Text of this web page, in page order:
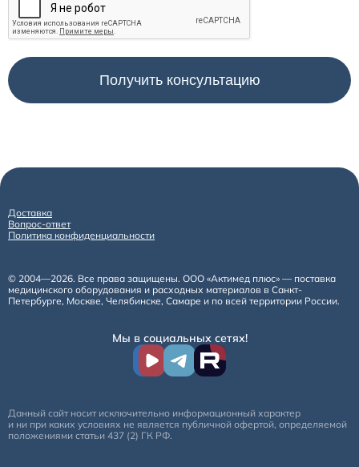
Доставка
Вопрос-ответ
Политика конфиденциальности
© 2004—2026. Все права защищены. ООО «Актимед плюс» — поставка
медицинского оборудования и расходных материалов в Санкт-
Петербурге, Москве, Челябинске, Самаре и по всей территории России.
Мы в социальных сетях!
Данный сайт носит исключительно информационный характер
и ни при каких условиях не является публичной офертой, определяемой
положениями статьи 437 (2) ГК РФ.